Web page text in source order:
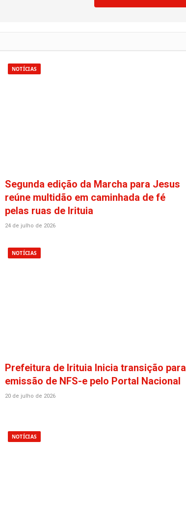
NOTÍCIAS
Segunda edição da Marcha para Jesus
reúne multidão em caminhada de fé
pelas ruas de Irituia
24 de julho de 2026
NOTÍCIAS
Prefeitura de Irituia Inicia transição para
emissão de NFS-e pelo Portal Nacional
20 de julho de 2026
NOTÍCIAS